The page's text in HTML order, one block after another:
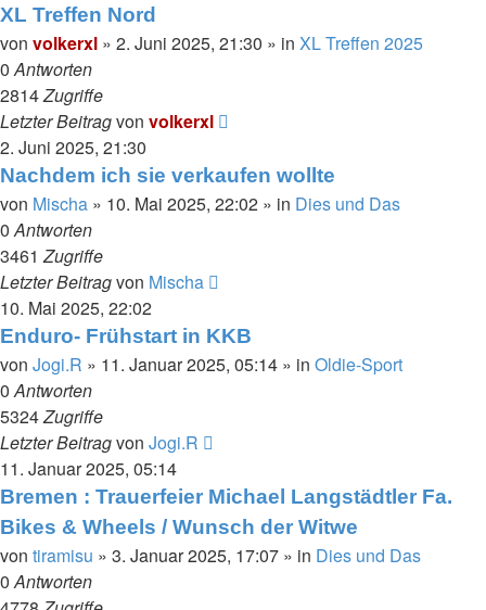
XL Treffen Nord
von volkerxl » 2. Juni 2025, 21:30 » in XL Treffen 2025
0Antworten
2814Zugriffe
Letzter Beitragvon volkerxl
2. Juni 2025, 21:30
Nachdem ich sie verkaufen wollte
von Mischa » 10. Mai 2025, 22:02 » in Dies und Das
0Antworten
3461Zugriffe
Letzter Beitragvon Mischa
10. Mai 2025, 22:02
Enduro- Frühstart in KKB
von Jogi.R » 11. Januar 2025, 05:14 » in Oldie-Sport
0Antworten
5324Zugriffe
Letzter Beitragvon Jogi.R
11. Januar 2025, 05:14
Bremen : Trauerfeier Michael Langstädtler Fa.
Bikes & Wheels / Wunsch der Witwe
von tiramisu » 3. Januar 2025, 17:07 » in Dies und Das
0Antworten